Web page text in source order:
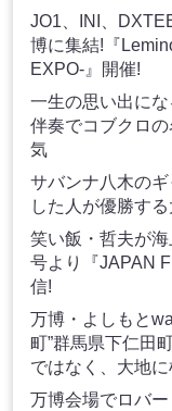
JO1、INI、
博に集結!『
EXPO-』開催!
一生の思い出に
伴奏でコブクロ
気
サバンナ八木の
した人が優勝す
笑い飯・哲夫が
号より『JAPAN
信!
万博・よしもと
町”群馬県下仁田
ではなく、大地に
万博会場でロバ